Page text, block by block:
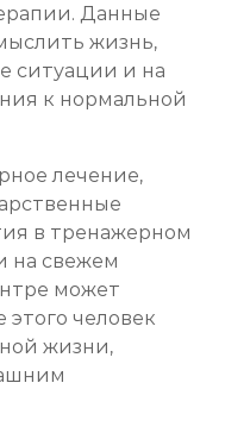
Данные
жизнь,
ситуации и на
к нормальной
лечение,
в тренажерном
на свежем
может
человек
жизни,